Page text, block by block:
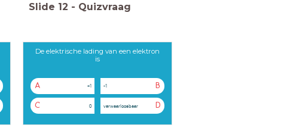
Slide 12 - Quizvraag
De elektrische lading van een elektron
is
A +1 B
-1
C 0 D
verwaarloosbaar